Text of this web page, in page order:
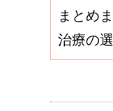
まとめ
治療の